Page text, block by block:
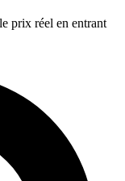
prix réel en entrant